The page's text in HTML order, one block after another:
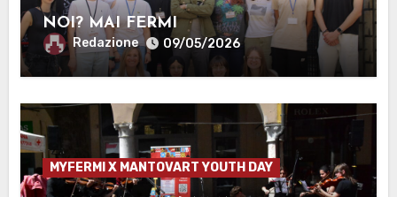
NOI? MAI FERMI
Redazione 09/05/2026
MYFERMI X MANTOVART YOUTH DAY